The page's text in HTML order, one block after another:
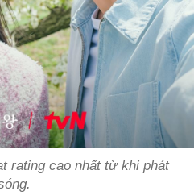
rating cao nhất từ khi phát